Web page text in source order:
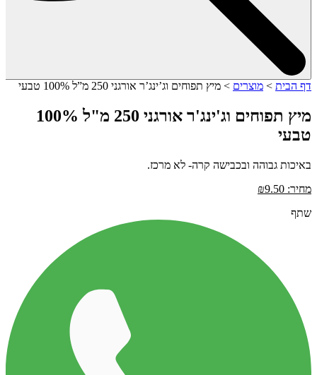
דף הבית > מוצרים > מיץ תפוחים וג’ינג’ר אורגני 250 מ”ל 100% טבעי
מיץ תפוחים וג'ינג'ר אורגני 250 מ"ל 100%
טבעי
באיכות גבוהה ובכבישה קרה- לא מרכז.
מחיר:
₪9.50
שתף